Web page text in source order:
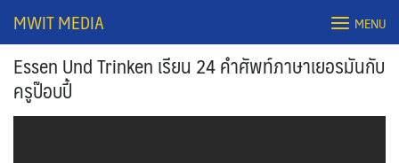
MWIT MEDIA MENU
Essen Und Trinken เรียน 24 คำศัพท์ภาษาเยอรมันกับ
ครูป๊อบปี้